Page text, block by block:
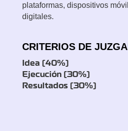
plataformas, dispositivos
digitales.
CRITERIOS DE
Idea (40%)
Ejecución (30%)
Resultados (30%)